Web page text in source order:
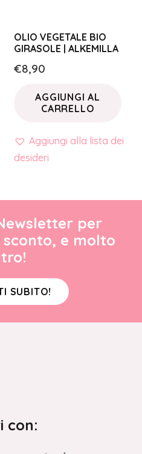
OLIO VEGETALE BIO
GIRASOLE | ALKEMILLA
€8,90
AGGIUNGI AL
CARRELLO
Aggiungi alla lista dei
desideri
per
sconto, e molto
SUBITO!
con: